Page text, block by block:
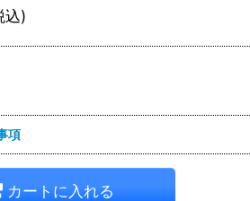
込)
項
カートに入れる